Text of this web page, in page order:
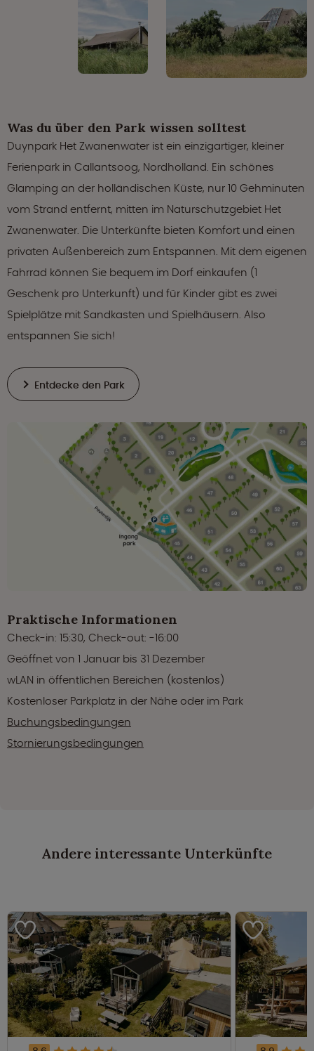
Was du über den Park wissen solltest
Duynpark Het Zwanenwater ist ein einzigartiger, kleiner
Ferienpark in Callantsoog, Nordholland. Ein schönes
Glamping an der holländischen Küste, nur 10 Gehminuten
vom Strand entfernt, mitten im Naturschutzgebiet Het
Zwanenwater. Die Unterkünfte bieten Komfort und einen
privaten Außenbereich zum Entspannen. Mit dem eigenen
Fahrrad können Sie bequem im Dorf einkaufen (1
Geschenk pro Unterkunft) und für Kinder gibt es zwei
Spielplätze mit Sandkasten und Spielhäusern. Also
entspannen Sie sich!
Entdecke den Park
Praktische Informationen
Check-in: 15:30, Check-out: -16:00
Geöffnet von 1 Januar bis 31 Dezember
wLAN in öffentlichen Bereichen (kostenlos)
Kostenloser Parkplatz in der Nähe oder im Park
Buchungsbedingungen
Stornierungsbedingungen
Andere interessante Unterkünfte